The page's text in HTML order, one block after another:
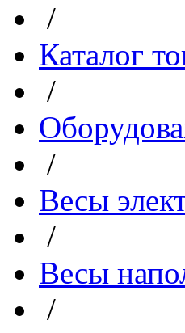
/
Каталог
/
/
Весы
/
Весы
/